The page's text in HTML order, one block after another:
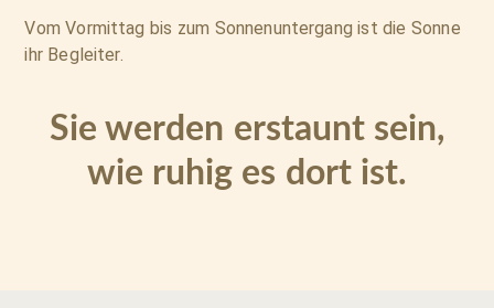
Vom Vormittag bis zum Sonnenuntergang ist die Sonne
ihr Begleiter.
Sie werden erstaunt sein,
wie ruhig es dort ist.